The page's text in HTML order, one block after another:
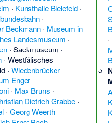
· Kunsthalle Bielefeld ·
·
Beckmann · Museum in
Landesmuseum ·
·Sackmuseum ·
·Westfälisches
·Wiedenbrücker
Enger
· Max Bruns ·
Dietrich Grabbe ·
·Georg Weerth
·